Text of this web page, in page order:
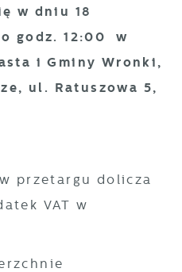
w dniu 18
godz. 12:00 w
i Gminy Wronki,
ul. Ratuszowa 5,
przetargu dolicza
VAT w